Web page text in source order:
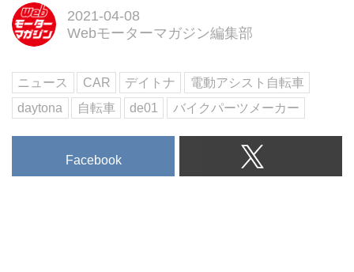
ます。
2021-04-08
Webモーターマガジン編集部
ニュース CAR デイトナ
電動アシスト自転車
daytona
自転車 de01 バイクパーツメーカー
Facebook